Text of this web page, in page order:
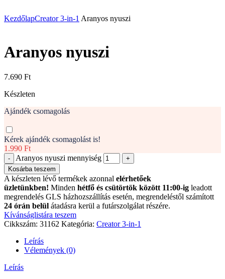
KezdőlapCreator 3-in-1 Aranyos nyuszi
Aranyos nyuszi
7.690 Ft
Készleten
Ajándék csomagolás
Kérek ajándék csomagolást is!
1.990 Ft
Aranyos nyuszi mennyiség
Kosárba teszem
A készleten lévő termékek azonnal elérhetőek
üzletünkben! Minden hétfő és csütörtök között 11:00-ig leadott
megrendelés GLS házhozszállítás esetén, megrendeléstől számított
24 órán belül átadásra kerül a futárszolgálat részére.
Kívánságlistára teszem
Cikkszám: 31162 Kategória: Creator 3-in-1
Leírás
Vélemények (0)
Leírás